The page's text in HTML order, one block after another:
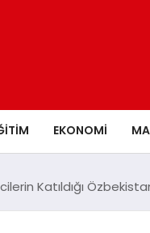
EKONOMI
Katıldığı